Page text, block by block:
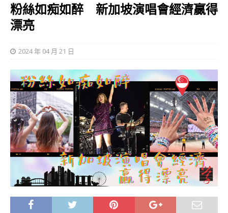
粉絲如痴如醉 新加坡演唱會經濟贏得
漂亮
2024 年 04 月 21 日